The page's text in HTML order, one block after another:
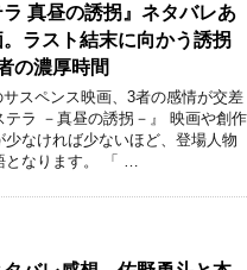
真昼の誘拐』ネタバレあ
ラスト結末に向かう誘拐
の濃厚時間
スペンス映画、3者の感情が交差
テラ －真昼の誘拐－』 映画や創作
なければ少ないほど、登場人物
となります。 「 …